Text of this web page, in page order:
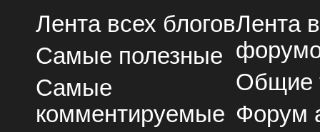
Лента всех блогов
Самые полезные
Самые
комментируемые
Лента
Общие
Форум